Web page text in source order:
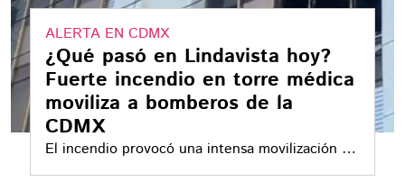
ALERTA EN CDMX
¿Qué pasó en Lindavista hoy?
Fuerte incendio en torre médica
moviliza a bomberos de la
CDMX
El incendio provocó una intensa movilización de
bomberos, el cierre de vialidades y la